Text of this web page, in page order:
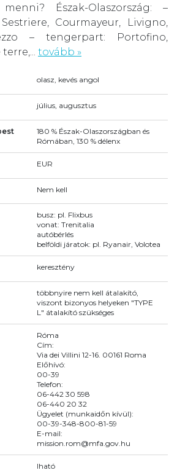
Észak-Olaszország: –
Courmayeur, Livigno,
– tengerpart: Portofino,
tovább »
olasz, kevés angol
július, augusztus
180 % Észak-Olaszországban és
Rómában, 130 % délenx
EUR
Nem kell
busz: pl. Flixbus
vonat: Trenitalia
autóbérlés
belföldi járatok: pl. Ryanair, Volotea
keresztény
többnyire nem kell átalakító,
viszont bizonyos helyeken "TYPE
L" átalakító szükséges
Róma
Cím:
Via dei Villini 12-16. 00161 Roma
Előhívó:
00-39
Telefon:
06-442 30 598
06-440 20 32
Ügyelet (munkaidőn kívül):
00-39-348-800-81-59
E-mail:
mission.rom@mfa.gov.hu
Iható